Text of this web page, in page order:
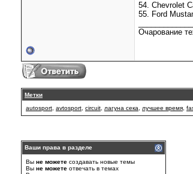
54. Chevrolet
55. Ford
Очарование
Метки
autosport avtosport circuit лагуна сека лучшее время
Ваши права в разделе
Вы не можете создавать новые темы
Вы не можете отвечать в темах